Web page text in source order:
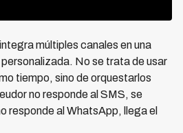
múltiples canales en una
No se trata de usar
tiempo, sino de orquestarlos
no responde al SMS, se
responde al WhatsApp, llega el